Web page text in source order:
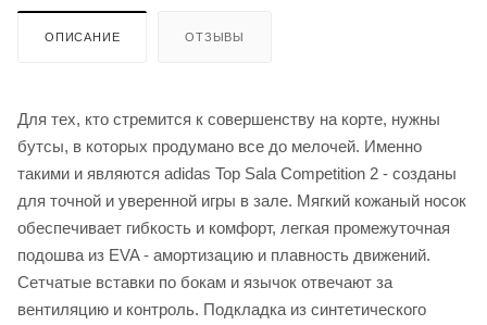
ОПИСАНИЕ ОТЗЫВЫ
Для тех, кто стремится к совершенству на корте, нужны
бутсы, в которых продумано все до мелочей. Именно
такими и являются adidas Top Sala Competition 2 - созданы
для точной и уверенной игры в зале. Мягкий кожаный носок
обеспечивает гибкость и комфорт, легкая промежуточная
подошва из EVA - амортизацию и плавность движений.
Сетчатые вставки по бокам и язычок отвечают за
вентиляцию и контроль. Подкладка из синтетического